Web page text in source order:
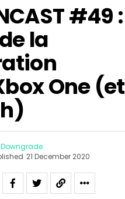
#49 :
la
One (et
Downgrade
21 December 2020